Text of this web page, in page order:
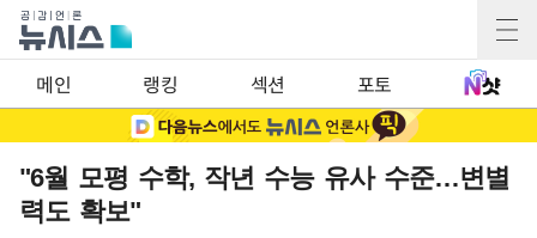
메인 랭킹 섹션 포토
"6월 모평 수학, 작년 수능 유사 수준…변별
력도 확보"